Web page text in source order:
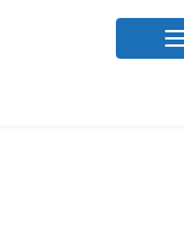
Toggle
navigation